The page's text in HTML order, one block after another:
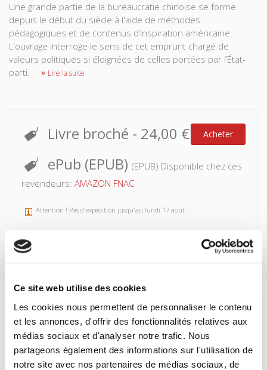
Ce site web utilise des cookies
Les cookies nous permettent de personnaliser le contenu
et les annonces, d'offrir des fonctionnalités relatives aux
médias sociaux et d'analyser notre trafic. Nous
partageons également des informations sur l'utilisation de
notre site avec nos partenaires de médias sociaux, de
Une grande partie de la bureaucratie chinoise se forme
depuis le début du siècle à l'aide de méthodes
pédagogiques et de contenus d’inspiration américaine.
L'ouvrage interroge le sens de cet emprunt chargé de
valeurs politiques si éloignées de celles portées par l’État-
parti.
Lire la suite
Livre broché - 24,00 € Acheter
ePub (EPUB) (EPUB) Disponible chez ces
revendeurs: AMAZON FNAC
Attention ! Pas d'expédition jusqu'au lundi 17 août
Spécifications
Formats
Presse